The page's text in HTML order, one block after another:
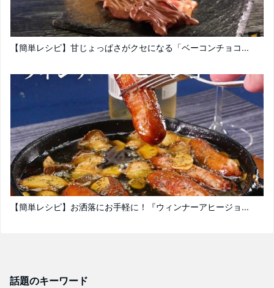
【簡単レシピ】甘じょっぱさがクセになる「ベーコンチョコ...
【簡単レシピ】お洒落にお手軽に！『ウィンナーアヒージョ...
話題のキーワード